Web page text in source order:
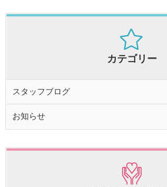
カテゴリー
スタッフブログ
お知らせ